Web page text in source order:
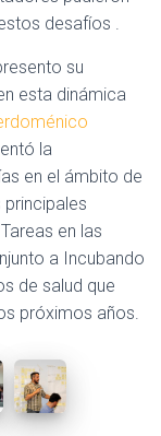
desafíos .
su
esta dinámica
la
en el ámbito de
en las
a Incubando
de salud que
próximos años.